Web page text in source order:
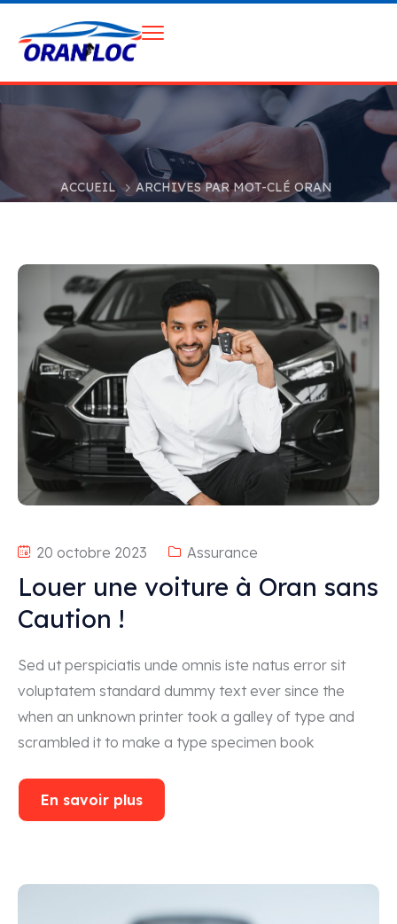
ACCUEIL ARCHIVES PAR MOT-CLÉ ORAN
20 octobre 2023 Assurance
Louer une voiture à Oran sans
Caution !
Sed ut perspiciatis unde omnis iste natus error sit
voluptatem standard dummy text ever since the
when an unknown printer took a galley of type and
scrambled it to make a type specimen book
En savoir plus